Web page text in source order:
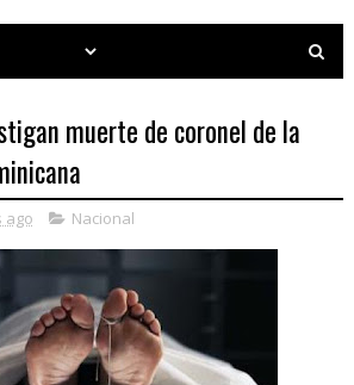
muerte de coronel de la
ago Nacional